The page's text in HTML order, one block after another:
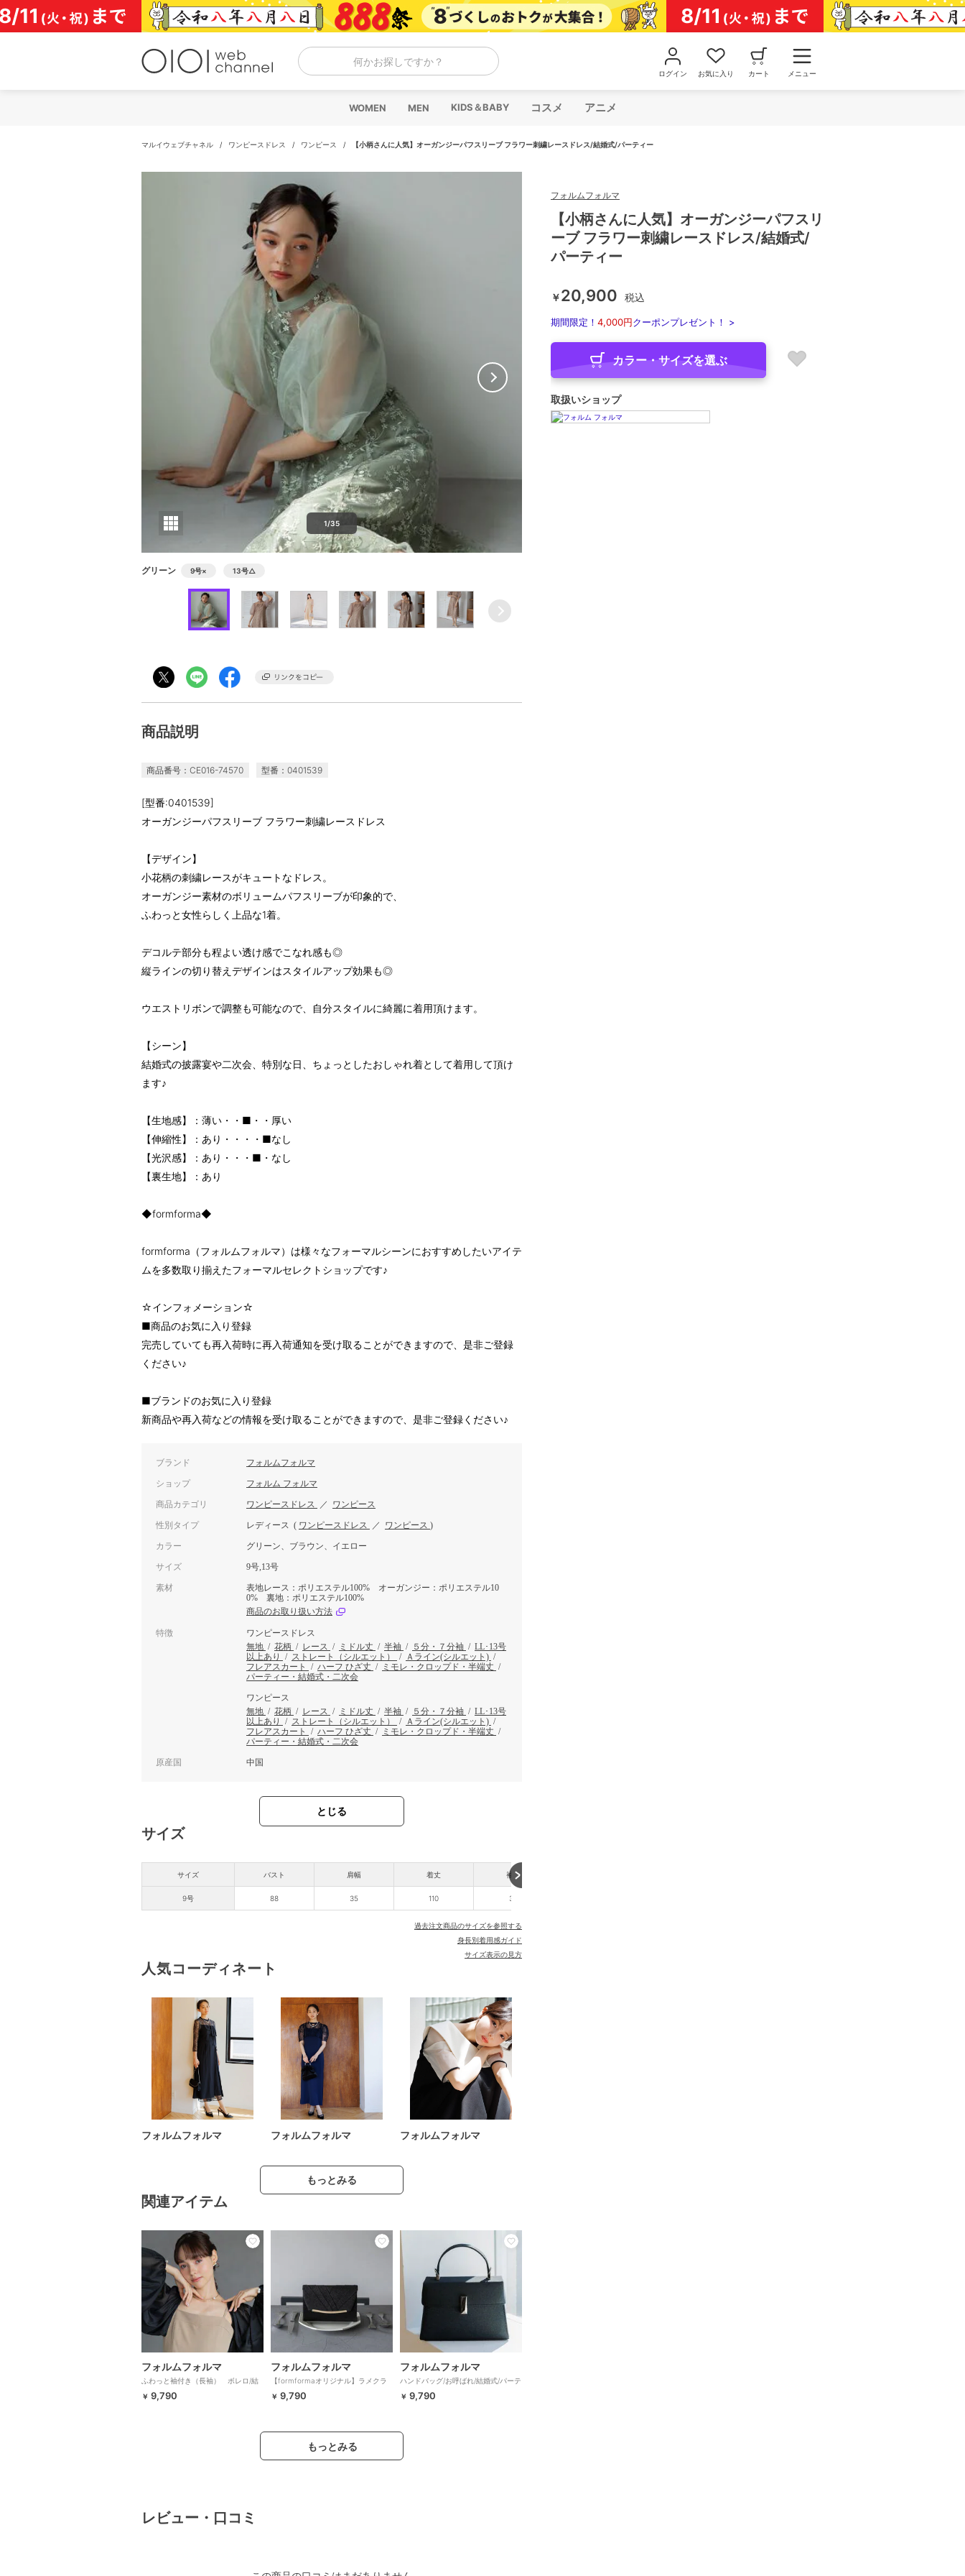
コ
ン
テ
何かお探しですか？
ログイン お気に入り カート メニュー
WOMEN MEN KIDS＆BABY コスメ アニメ
マルイウェブチャネル / ワンピースドレス / ワンピース / 【小柄さんに人気】オーガンジーパフスリーブ フラワー刺繍レースドレス/結婚式/パーティー
1/35
グリーン 9号× 13号△
商品説明
商品番号：CE016-74570 型番：0401539
[型番:0401539]
オーガンジーパフスリーブ フラワー刺繍レースドレス
【デザイン】
小花柄の刺繍レースがキュートなドレス。
オーガンジー素材のボリュームパフスリーブが印象的で、
ふわっと女性らしく上品な1着。
デコルテ部分も程よい透け感でこなれ感も◎
縦ラインの切り替えデザインはスタイルアップ効果も◎
ウエストリボンで調整も可能なので、自分スタイルに綺麗に着用頂けます。
【シーン】
結婚式の披露宴や二次会、特別な日、ちょっとしたおしゃれ着として着用して頂け
ます♪
【生地感】：薄い・・■・・厚い
【伸縮性】：あり・・・・■なし
【光沢感】：あり・・・■・なし
【裏生地】：あり
◆formforma◆
formforma（フォルムフォルマ）は様々なフォーマルシーンにおすすめしたいアイテ
ムを多数取り揃えたフォーマルセレクトショップです♪
☆インフォメーション☆
■商品のお気に入り登録
完売していても再入荷時に再入荷通知を受け取ることができますので、是非ご登録
ください♪
■ブランドのお気に入り登録
新商品や再入荷などの情報を受け取ることができますので、是非ご登録ください♪
ブランド フォルムフォルマ
ショップ フォルム フォルマ
商品カテゴリ ワンピースドレス ／ ワンピース
性別タイプ レディース ( ワンピースドレス ／ ワンピース )
カラー グリーン、ブラウン、イエロー
サイズ 9号,13号
素材
表地レース：ポリエステル100% オーガンジー：ポリエステル10
0% 裏地：ポリエステル100%
商品のお取り扱い方法
特徴
ワンピースドレス
無地 / 花柄 / レース / ミドル丈 / 半袖 / ５分・７分袖 / LL･13号
以上あり
/ ストレート（シルエット） / Ａライン(シルエット) /
フレアスカート
/ ハーフ ひざ丈 / ミモレ・クロップド・半端丈 /
パーティー・結婚式・二次会
ワンピース
無地 / 花柄 / レース / ミドル丈 / 半袖 / ５分・７分袖 / LL･13号
以上あり
/ ストレート（シルエット） / Ａライン(シルエット) /
フレアスカート
/ ハーフ ひざ丈 / ミモレ・クロップド・半端丈 /
パーティー・結婚式・二次会
原産国 中国
とじる
サイズ
サイズ
9号
バスト 肩幅 着丈 袖丈
88 35 110 33
過去注文商品のサイズを参照する
身長別着用感ガイド
サイズ表示の見方
人気コーディネート
フォルムフォルマ フォルムフォルマ フォルムフォルマ
もっとみる
関連アイテム
フォルムフォルマ
ふわっと袖付き（長袖） ボレロ/結
婚式/パーティー/お呼ばれ/クルージン
グ/演奏会
￥ 9,790
フォルムフォルマ
【formformaオリジナル】ラメクラ
ッチバッグ/結婚式/パーティー
￥ 9,790
フォルムフォルマ
ハンドバッグ/お呼ばれ/結婚式/パーテ
ィー/二次会
￥ 9,790
もっとみる
レビュー・口コミ
フォルムフォルマ
【小柄さんに人気】オーガンジーパフスリ
ーブ フラワー刺繍レースドレス/結婚式/
パーティー
￥20,900 税込
期間限定！ 4,000円クーポンプレゼント！ >
カラー・サイズを選ぶ
取扱いショップ